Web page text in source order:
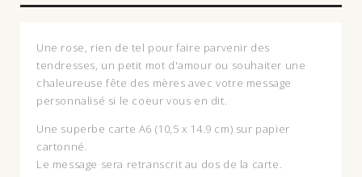
Une rose, rien de tel pour faire parvenir des
tendresses, un petit mot d'amour ou souhaiter une
chaleureuse fête des mères avec votre message
personnalisé si le coeur vous en dit.
Une superbe carte A6 (10,5 x 14.9 cm) sur papier
cartonné.
Le message sera retranscrit au dos de la carte.